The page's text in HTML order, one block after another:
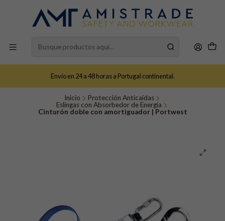
Envío en 24 a 48 horas a Portugal continental.
Inicio
Protección Anticaídas
Eslingas con Absorbedor de Energía
Cinturón doble con amortiguador | Portwest